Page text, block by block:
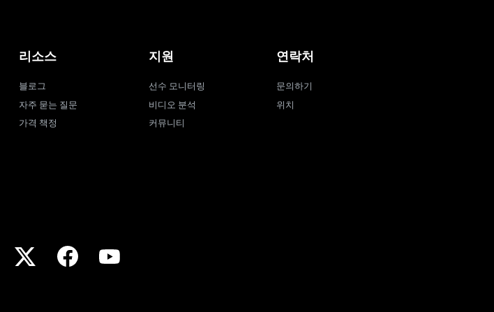
리소스
블로그
자주 묻는 질문
가격 책정
지원
선수 모니터링
비디오 분석
커뮤니티
연락처
문의하기
위치